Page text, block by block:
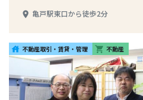
place 亀戸駅東口から徒歩2分
house 不動産取引・賃貸・管理 shopping_cart 不動産